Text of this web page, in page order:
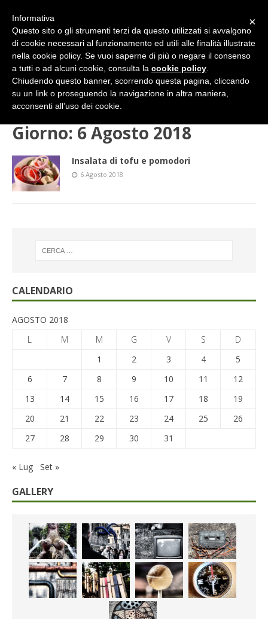
2018 AGOSTO
Giorno: 6 Agosto 2018
Insalata di tofu e pomodori
6 Agosto 2018
CALENDARIO
AGOSTO 2018
L
M M G V S
D
1
2 3 4
5
6
7 8 9 10 11
12
13
14 15 16 17 18
19
20
21 22 23 24 25
26
27
28 29 30 31
« Lug Set »
GALLERY
×
Informativa
Questo sito o gli strumenti terzi da questo utilizzati si avvalgono
di cookie necessari al funzionamento ed utili alle finalità illustrate
nella cookie policy. Se vuoi saperne di più o negare il consenso
a tutti o ad alcuni cookie, consulta la cookie policy
Chiudendo questo banner, scorrendo questa pagina, cliccando
su un link o proseguendo la navigazione in altra maniera,
acconsenti all’uso dei cookie.